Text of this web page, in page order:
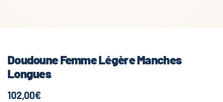
Doudoune Femme Légère Manches
Longues
102,00€